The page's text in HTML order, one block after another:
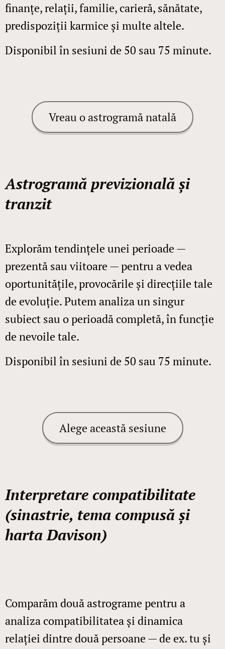
finanțe, relații, familie, carieră, sănătate,
predispoziții karmice și multe altele.
Disponibil în sesiuni de 50 sau 75 minute.
Vreau o astrogramă natală
Astrogramă previzională și
tranzit
Explorăm tendințele unei perioade —
prezentă sau viitoare — pentru a vedea
oportunitățile, provocările și direcțiile tale
de evoluție. Putem analiza un singur
subiect sau o perioadă completă, în funcție
de nevoile tale.
Disponibil în sesiuni de 50 sau 75 minute.
Alege această sesiune
Interpretare compatibilitate
(sinastrie, tema compusă și
harta Davison)
Comparăm două astrograme pentru a
analiza compatibilitatea și dinamica
relației dintre două persoane — de ex. tu și